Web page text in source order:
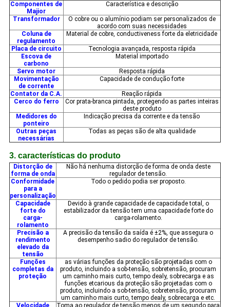
Componentes de
Majior
Característica e descrição
Transformador
O cobre ou o alumínio podiam ser personalizados de
acordo com suas necessidades
Coluna de
regulamento
Material de cobre, conductiveness forte da eletricidade
Placa de circuito
Tecnologia avançada, resposta rápida
Escova de
carbono
Material importado
Servo motor
Resposta rápida
Movimentação
de corrente
Capacidade de condução forte
Contator da C.A.
Reação rápida
Cerco do ferro
Cor prata-branca pintada, protegendo as partes inteiras
deste produto
Medidores do
ponteiro
Indicação precisa da corrente e da tensão
Outras peças
necessárias
Todas as peças são de alta qualidade
3. características do produto
Distorção de
forma de onda
Não há nenhuma distorção de forma de onda deste
regulador de tensão.
Conformidade
para a
personalização
Todo o pedido podia ser proposto.
Capacidade
forte do
carga-
rolamento
Devido à grande capacidade de capacidade total, o
estabilizador da tensão tem uma capacidade forte do
carga-rolamento.
Precisão a
rendimento
elevado da
tensão
A precisão da tensão da saída é ±2%, que assegura o
desempenho sadio do regulador de tensão.
Funções
completas da
proteção
as várias funções da proteção são projetadas com o
produto, incluindo a sob-tensão, sobretensão, procuram
um caminho mais curto, tempo dealy, sobrecarga e as
funções etcarious da proteção são projetadas com o
produto, incluindo a sob-tensão, sobretensão, procuram
um caminho mais curto, tempo dealy, sobrecarga e etc.